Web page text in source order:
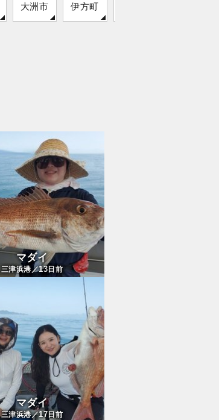
大洲市 伊方町
マダイ
三津浜港／13日前
マダイ
三津浜港／17 日前